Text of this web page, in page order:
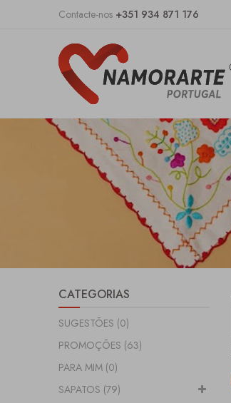
Contacte-nos +351 934 871 176
CATEGORIAS
SUGESTÕES (0)
PROMOÇÕES (63)
PARA MIM (0)
SAPATOS (79)